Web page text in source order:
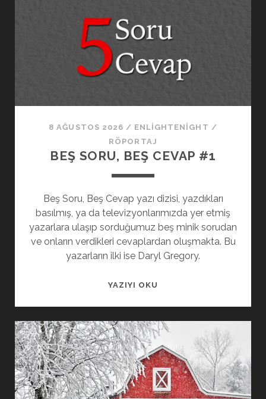
8 AĞUSTOS 2026 / ENLIGHTENIGHT /
RÖPORTAJ
BEŞ SORU, BEŞ CEVAP #1
Beş Soru, Beş Cevap yazı dizisi, yazdıkları
basılmış, ya da televizyonlarımızda yer etmiş
yazarlara ulaşıp sorduğumuz beş minik sorudan
ve onların verdikleri cevaplardan oluşmakta. Bu
yazarların ilki ise Daryl Gregory.
YAZIYI OKU